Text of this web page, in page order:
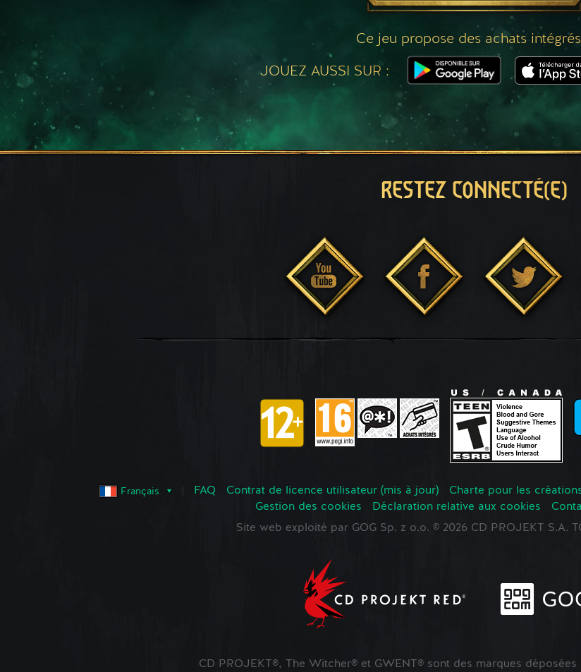
Ce jeu propose des achats intégrés
JOUEZ AUSSI SUR :
RESTEZ CONNECTÉ(E)
Français FAQ Contrat de licence utilisateur (mis à jour) Charte pour les
Gestion des cookies
Déclaration relative aux cookies
Site web exploité par GOG Sp. z o.o. © 2026 CD PROJEKT S.A.
CD PROJEKT®, The Witcher® et GWENT® sont des marques